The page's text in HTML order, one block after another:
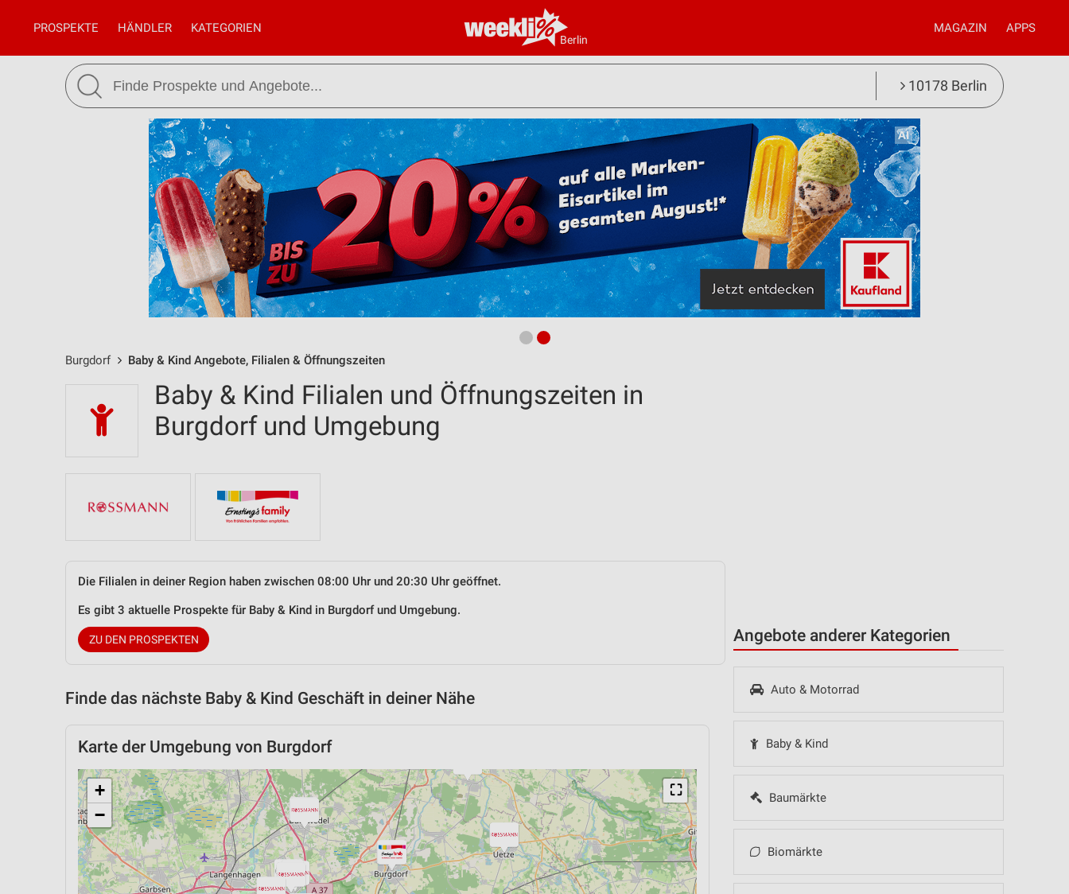
Berlin
PROSPEKTE HÄNDLER KATEGORIEN MAGAZIN APPS
10178 Berlin
Burgdorf Baby & Kind Angebote, Filialen & Öffnungszeiten
Angebote anderer Kategorien
Auto & Motorrad
Baby & Kind
Baumärkte
Biomärkte
Baby & Kind Filialen und Öffnungszeiten in
Burgdorf und Umgebung
Die Filialen in deiner Region haben zwischen 08:00 Uhr und 20:30 Uhr geöffnet.
Es gibt 3 aktuelle Prospekte für Baby & Kind in Burgdorf und Umgebung.
ZU DEN PROSPEKTEN
Finde das nächste Baby & Kind Geschäft in deiner Nähe
Karte der Umgebung von Burgdorf
⛶
+
−